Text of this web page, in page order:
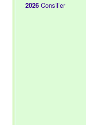
2026 Consilier